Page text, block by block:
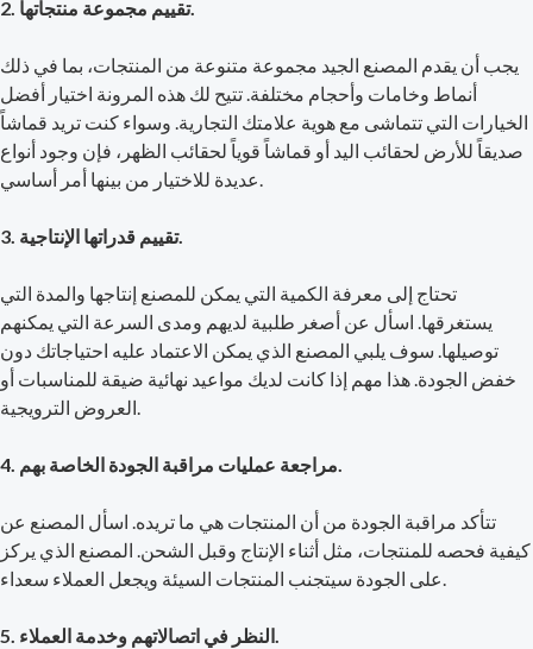
2. تقييم مجموعة منتجاتها.
يجب أن يقدم المصنع الجيد مجموعة متنوعة من المنتجات، بما في ذلك
أنماط وخامات وأحجام مختلفة. تتيح لك هذه المرونة اختيار أفضل
الخيارات التي تتماشى مع هوية علامتك التجارية. وسواء كنت تريد قماشاً
صديقاً للأرض لحقائب اليد أو قماشاً قوياً لحقائب الظهر، فإن وجود أنواع
عديدة للاختيار من بينها أمر أساسي.
3. تقييم قدراتها الإنتاجية.
تحتاج إلى معرفة الكمية التي يمكن للمصنع إنتاجها والمدة التي
يستغرقها. اسأل عن أصغر طلبية لديهم ومدى السرعة التي يمكنهم
توصيلها. سوف يلبي المصنع الذي يمكن الاعتماد عليه احتياجاتك دون
خفض الجودة. هذا مهم إذا كانت لديك مواعيد نهائية ضيقة للمناسبات أو
العروض الترويجية.
4. مراجعة عمليات مراقبة الجودة الخاصة بهم.
تتأكد مراقبة الجودة من أن المنتجات هي ما تريده. اسأل المصنع عن
كيفية فحصه للمنتجات، مثل أثناء الإنتاج وقبل الشحن. المصنع الذي يركز
على الجودة سيتجنب المنتجات السيئة ويجعل العملاء سعداء.
5. النظر في اتصالاتهم وخدمة العملاء.